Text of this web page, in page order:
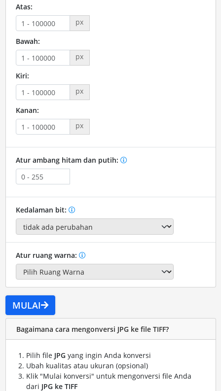
Atas:
px
Bawah:
px
Kiri:
px
Kanan:
px
Atur ambang hitam dan putih:
Kedalaman bit:
Atur ruang warna:
MULAI
Bagaimana cara mengonversi JPG ke file TIFF?
Pilih file JPG yang ingin Anda konversi
Ubah kualitas atau ukuran (opsional)
Klik "Mulai konversi" untuk mengonversi file Anda
dari JPG ke TIFF